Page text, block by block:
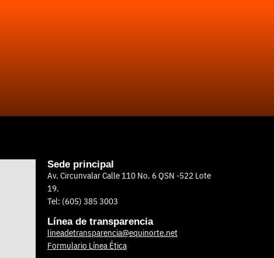
Sede principal
Av. Circunvalar Calle 110 No. 6 QSN -522 Lote
19.
Tel: (605) 385 3003
Línea de transparencia
lineadetransparencia@equinorte.net
Formulario Línea Ética